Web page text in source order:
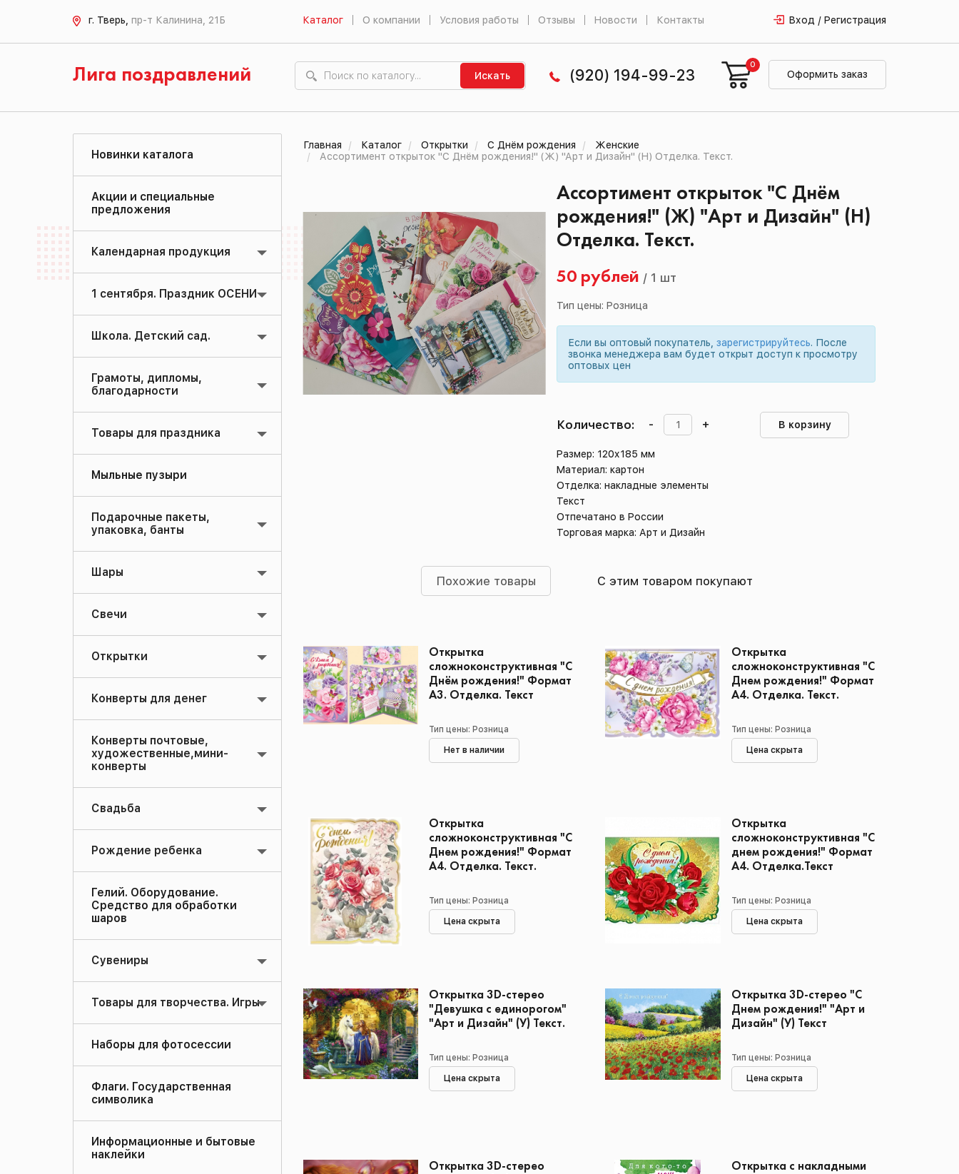
г. Тверь, пр-т Калинина, 21Б Каталог О компании Условия работы Отзывы Новости Контакты Вход / Регистрация
Лига поздравлений Искать (920) 194-99-23 Оформить заказ
0
Новинки каталога
Акции и специальные
предложения
Календарная продукция
1 сентября. Праздник ОСЕНИ
Школа. Детский сад.
Грамоты, дипломы,
благодарности
Товары для праздника
Мыльные пузыри
Подарочные пакеты,
упаковка, банты
Шары
Свечи
Открытки
Конверты для денег
Конверты почтовые,
художественные,мини-
конверты
Свадьба
Рождение ребенка
Гелий. Оборудование.
Средство для обработки
шаров
Сувениры
Товары для творчества. Игры
Наборы для фотосессии
Флаги. Государственная
символика
Информационные и бытовые
наклейки
Главная Каталог Открытки С Днём рождения
Женские
Ассортимент открыток "С Днём рождения!" (Ж) "Арт и Дизайн" (Н) Отделка. Текст.
Ассортимент открыток "С Днём
рождения!" (Ж) "Арт и Дизайн" (Н)
Отделка. Текст.
50 рублей / 1 шт
Тип цены: Розница
Если вы оптовый покупатель,зарегистрируйтесь. После
звонка менеджера вам будет открыт доступ к просмотру
оптовых цен
Количество: - + В корзину
Размер: 120х185 мм
Материал: картон
Отделка: накладные элементы
Текст
Отпечатано в России
Торговая марка: Арт и Дизайн
Похожие товары С этим товаром покупают
Открытка
сложноконструктивная "С
Днём рождения!" Формат
А3. Отделка. Текст
Тип цены: Розница
Нет в наличии
Открытка
сложноконструктивная "С
Днем рождения!" Формат
А4. Отделка. Текст.
Тип цены: Розница
Цена скрыта
Открытка
сложноконструктивная "С
Днем рождения!" Формат
А4. Отделка. Текст.
Тип цены: Розница
Цена скрыта
Открытка
сложноконструктивная "С
днем рождения!" Формат
А4. Отделка.Текст
Тип цены: Розница
Цена скрыта
Открытка 3D-стерео
"Девушка с единорогом"
"Арт и Дизайн" (У) Текст.
Тип цены: Розница
Цена скрыта
Открытка 3D-стерео "С
Днем рождения!" "Арт и
Дизайн" (У) Текст
Тип цены: Розница
Цена скрыта
Открытка 3D-стерео
Открытка с накладными